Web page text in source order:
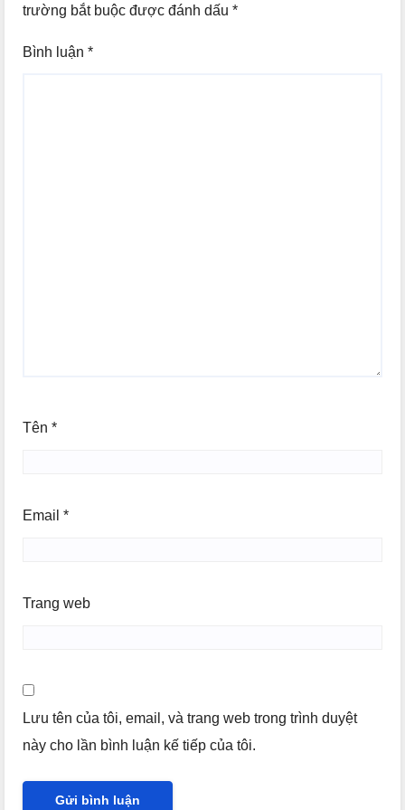
trường bắt buộc được đánh dấu *
Bình luận *
Tên *
Email *
Trang web
Lưu tên của tôi, email, và trang web trong trình duyệt
này cho lần bình luận kế tiếp của tôi.